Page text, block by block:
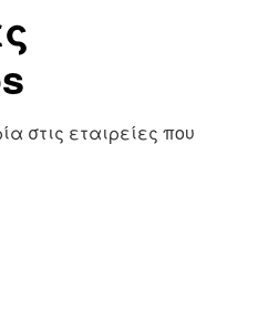
στις εταιρείες που